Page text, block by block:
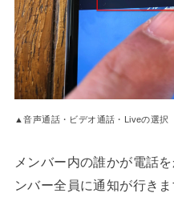
▲音声通話・ビデオ通話・Liveの選択
メンバー内の誰かが電話
ンバー全員に通知が行きま